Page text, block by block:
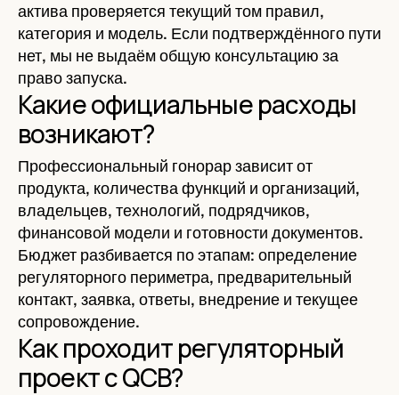
актива проверяется текущий том правил,
категория и модель. Если подтверждённого пути
нет, мы не выдаём общую консультацию за
право запуска.
Какие официальные расходы
возникают?
Профессиональный гонорар зависит от
продукта, количества функций и организаций,
владельцев, технологий, подрядчиков,
финансовой модели и готовности документов.
Бюджет разбивается по этапам: определение
регуляторного периметра, предварительный
контакт, заявка, ответы, внедрение и текущее
сопровождение.
Как проходит регуляторный
проект с QCB?